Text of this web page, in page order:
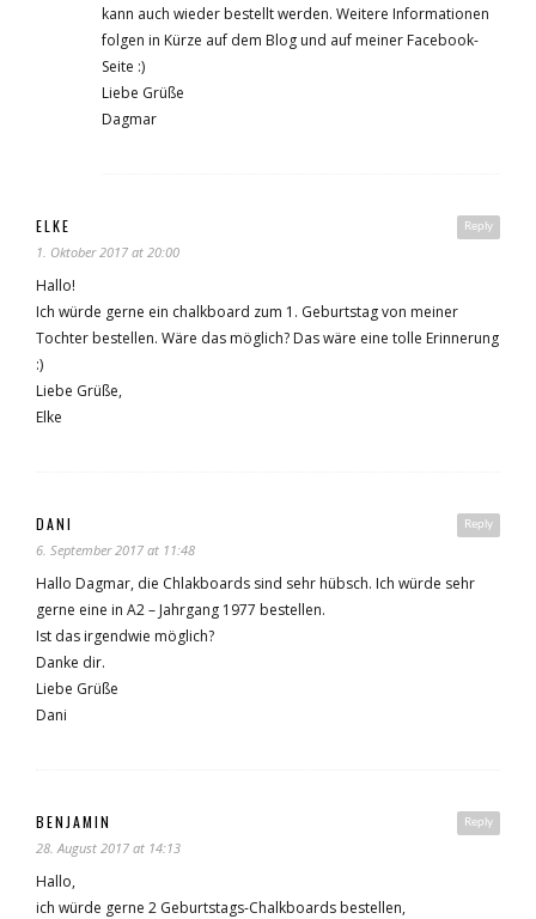
kann auch wieder bestellt werden. Weitere Informationen
folgen in Kürze auf dem Blog und auf meiner Facebook-
Seite :)
Liebe Grüße
Dagmar
Reply
ELKE
1. Oktober 2017 at 20:00
Hallo!
Ich würde gerne ein chalkboard zum 1. Geburtstag von meiner
Tochter bestellen. Wäre das möglich? Das wäre eine tolle Erinnerung
:)
Liebe Grüße,
Elke
Reply
DANI
6. September 2017 at 11:48
Hallo Dagmar, die Chlakboards sind sehr hübsch. Ich würde sehr
gerne eine in A2 – Jahrgang 1977 bestellen.
Ist das irgendwie möglich?
Danke dir.
Liebe Grüße
Dani
Reply
BENJAMIN
28. August 2017 at 14:13
Hallo,
ich würde gerne 2 Geburtstags-Chalkboards bestellen,